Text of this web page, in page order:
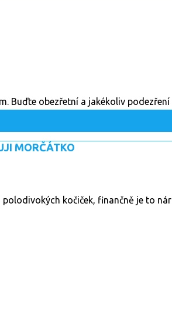
Buďte obezřetní a jakékoliv
MORČÁTKO
kočiček, finančně je to